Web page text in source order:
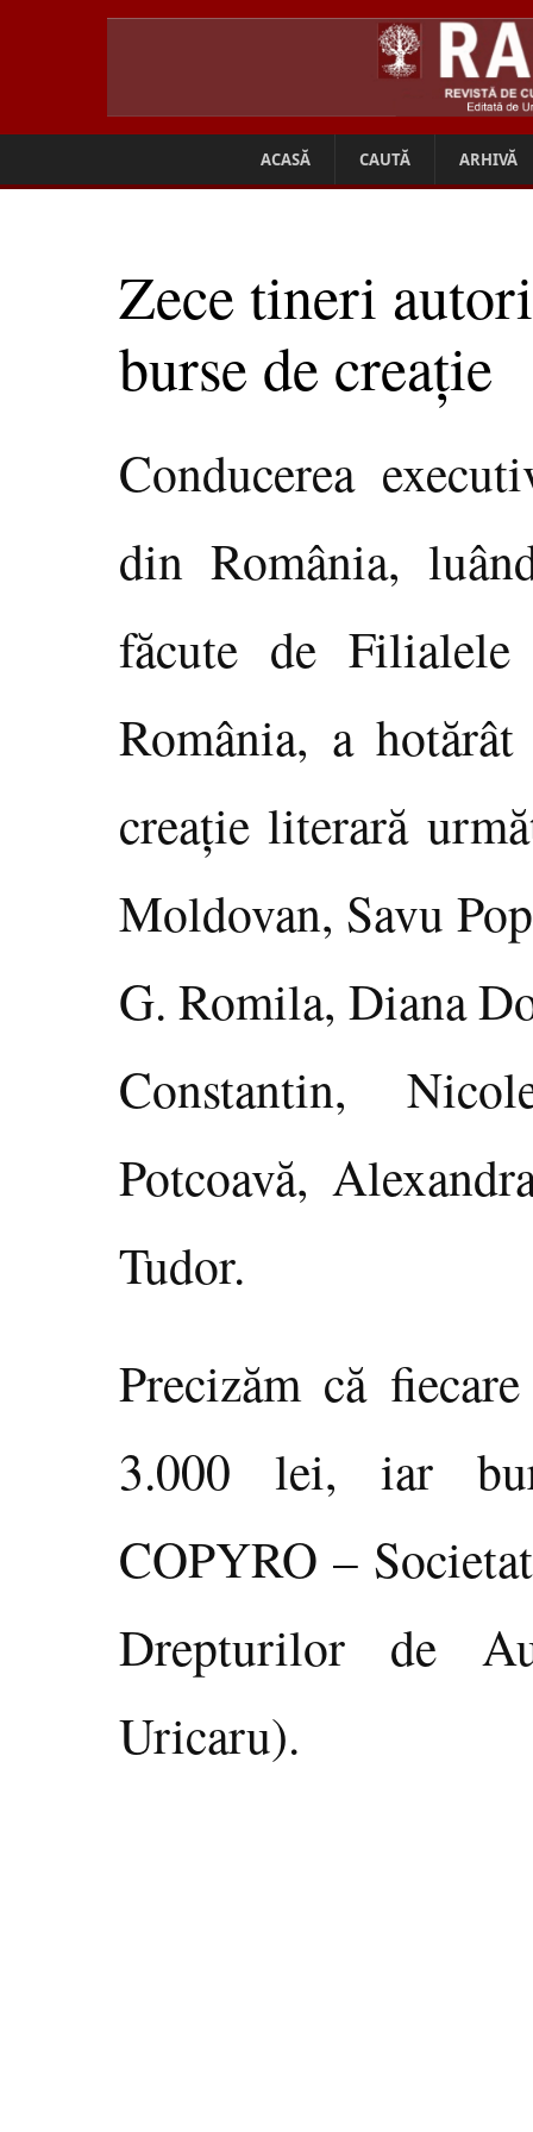
ACASĂ CAUTĂ ARHIVĂ
Zece tineri
burse de creaţie
Conducerea
din România,
făcute de
România, a
creaţie literară
Moldovan, Savu
G. Romila, Diana
Constantin,
Potcoavă,
Tudor.
Precizăm că
3.000 lei, iar
COPYRO –
Drepturilor de
Uricaru).